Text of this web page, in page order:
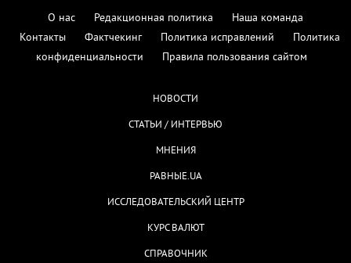
О нас Редакционная политика
Наша команда
Контакты
Фактчекинг Политика исправлений
Политика
конфиденциальности
Правила пользования сайтом
НОВОСТИ
СТАТЬИ / ИНТЕРВЬЮ
МНЕНИЯ
РАВНЫЕ.UA
ИССЛЕДОВАТЕЛЬСКИЙ ЦЕНТР
КУРС ВАЛЮТ
СПРАВОЧНИК